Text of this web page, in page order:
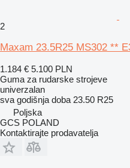
2
Maxam 23.5R25 MS302 **
1.184 € 5.100 PLN
Guma za rudarske strojeve
univerzalan
sva godišnja doba 23.50 R25
Poljska
GCS POLAND
Kontaktirajte prodavatelja